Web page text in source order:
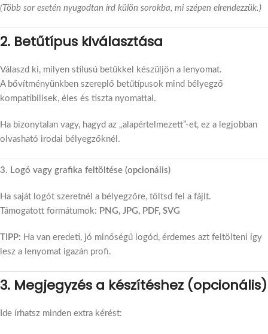
(Több sor esetén nyugodtan írd külön sorokba, mi szépen elrendezzük.)
2. Betűtípus kiválasztása
Válaszd ki, milyen stílusú betűkkel készüljön a lenyomat.
A bővítményünkben szereplő betűtípusok mind bélyegző
kompatibilisek, éles és tiszta nyomattal.
Ha bizonytalan vagy, hagyd az „alapértelmezett”-et, ez a legjobban
olvasható irodai bélyegzőknél.
3. Logó vagy grafika feltöltése (opcionális)
Ha saját logót szeretnél a bélyegzőre, töltsd fel a fájlt.
Támogatott formátumok: PNG, JPG, PDF, SVG
TIPP: Ha van eredeti, jó minőségű logód, érdemes azt feltölteni így
lesz a lenyomat igazán profi.
3. Megjegyzés a készítéshez (opcionális)
Ide írhatsz minden extra kérést: